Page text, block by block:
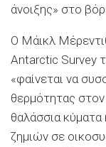
άνοιξης» στο
Ο Μάικλ
Antarctic Survey
«φαίνεται να
θερμότητας στον
θαλάσσια
ζημιών σε